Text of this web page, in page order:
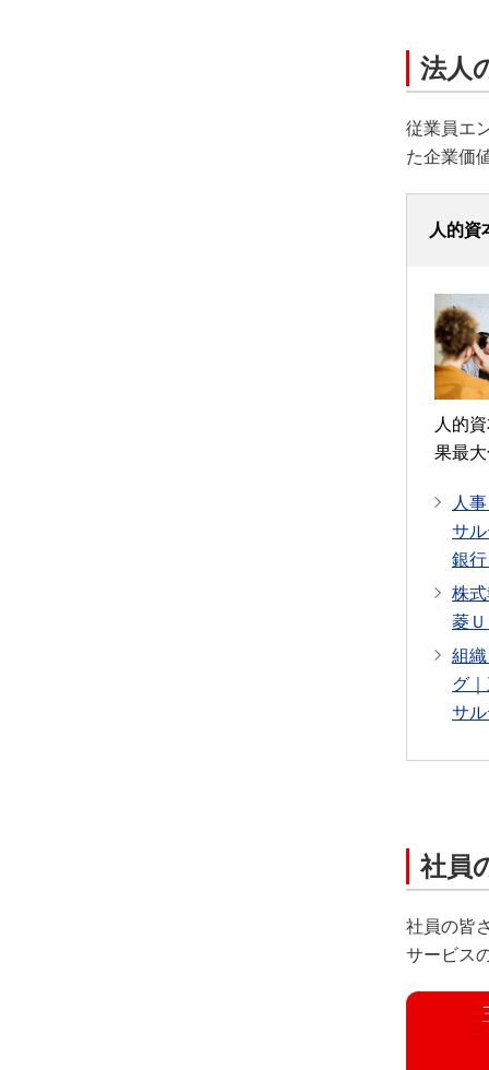
法人
従業員エ
た企業価
人的資
人的
果最
人
サ
銀
株
菱
組
グ
サ
社員
社員の皆
サービス